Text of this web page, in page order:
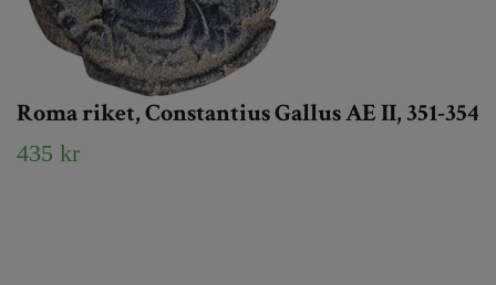
Roma riket, Constantius Gallus AE II, 351-354
435 kr